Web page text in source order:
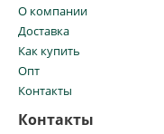
О компании
Доставка
Как купить
Опт
Контакты
Контакты